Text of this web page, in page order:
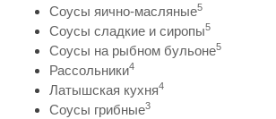
Соусы яично-масляные5
Соусы сладкие и сиропы5
Соусы на рыбном бульоне5
Рассольники4
Латышская кухня4
Соусы грибные3